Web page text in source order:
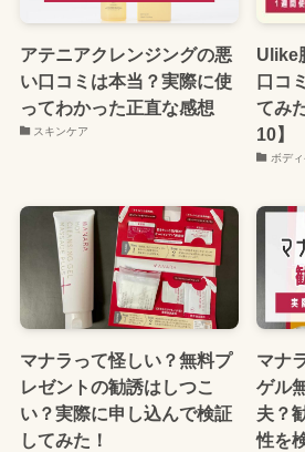
アテニアクレンジングの悪
い口コミは本当？実際に使
ってわかった正直な感想
スキンケア
Ulike
口コ
てみ
10】
ボデ
マナラって怪しい？無料プ
レゼントの勧誘はしつこ
い？実際に申し込んで検証
してみた！
マナ
ゲル
夫？
性を